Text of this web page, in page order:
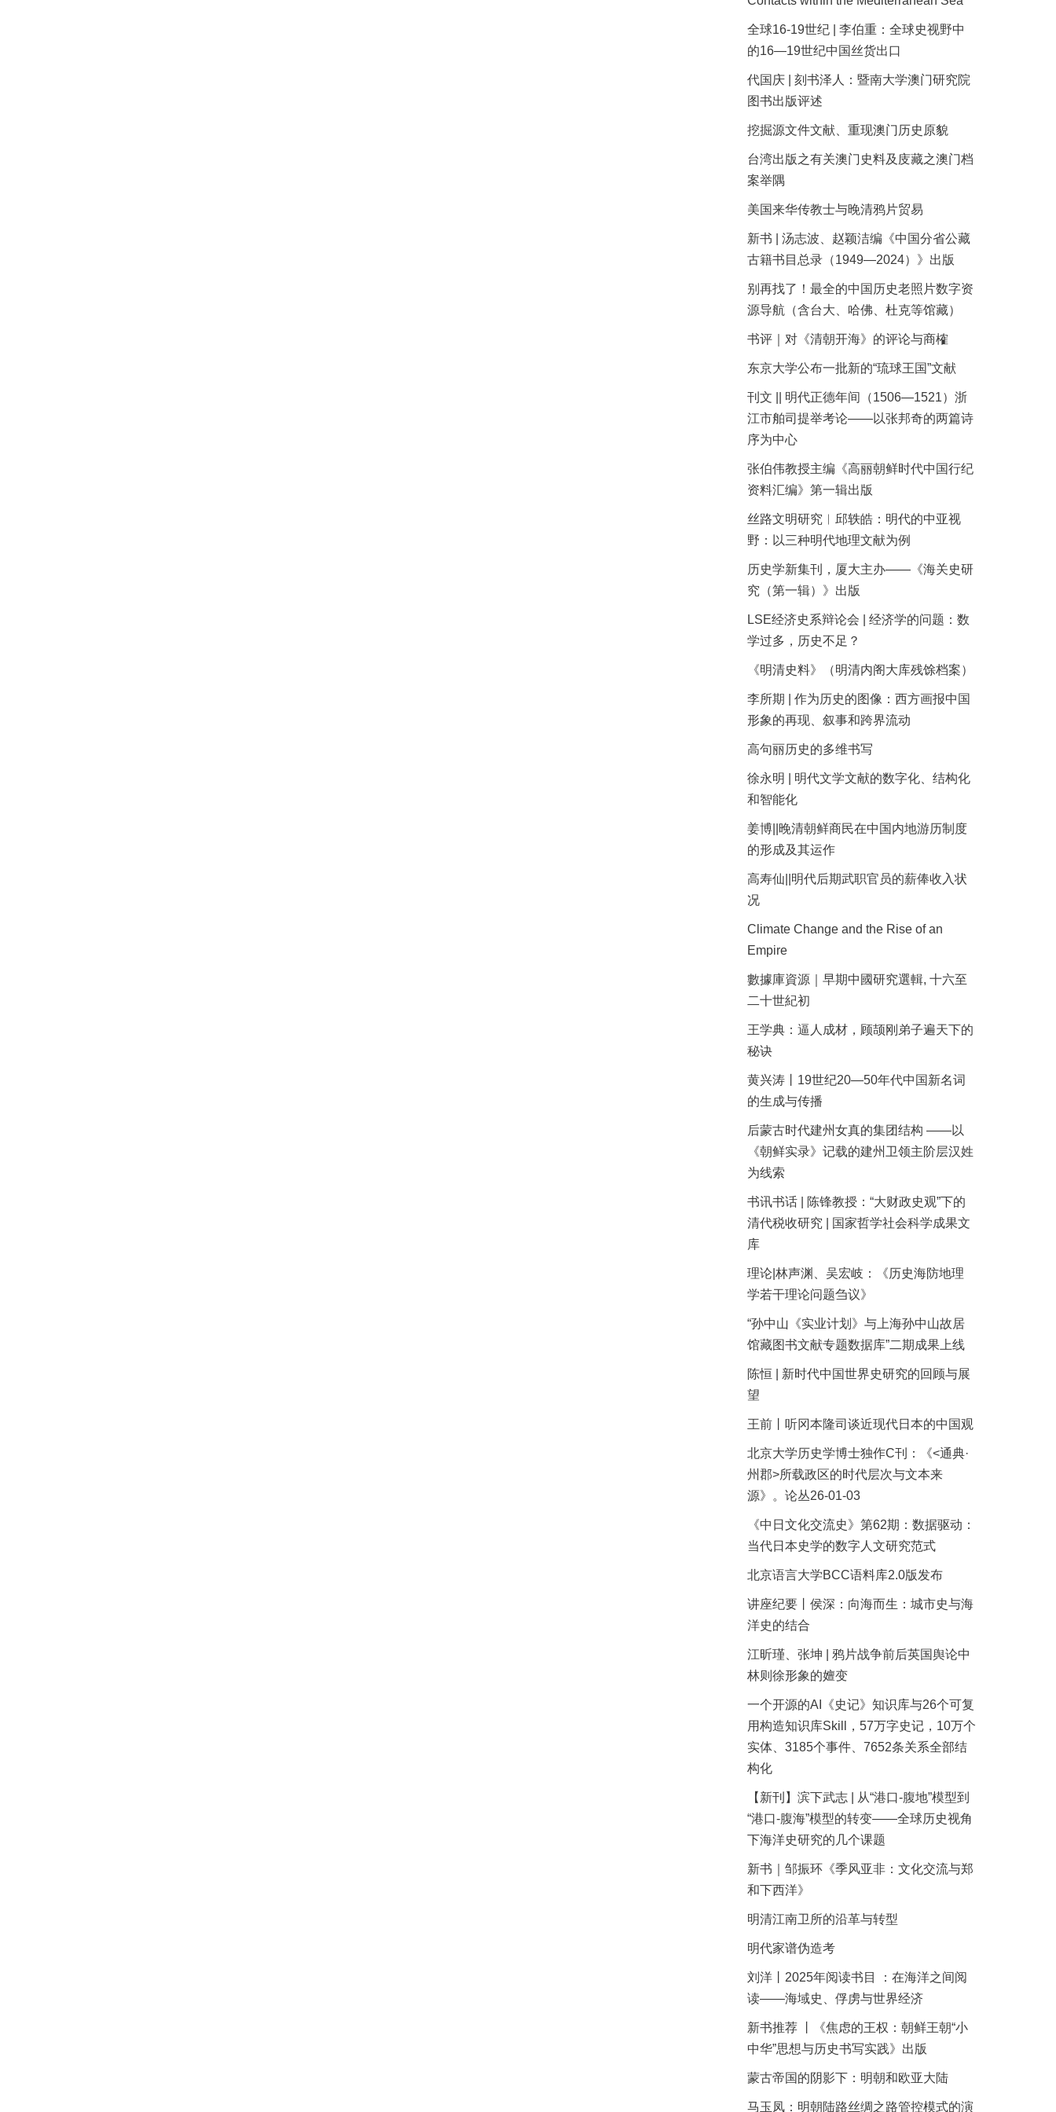
全球16-19世纪 | 李伯重：全球史视野中
的16—19世纪中国丝货出口
代国庆 | 刻书泽人：暨南大学澳门研究院
图书出版评述
挖掘源文件文献、重现澳门历史原貌
台湾出版之有关澳门史料及庋藏之澳门档
案举隅
美国来华传教士与晚清鸦片贸易
新书 | 汤志波、赵颖洁编《中国分省公藏
古籍书目总录（1949—2024）》出版
别再找了！最全的中国历史老照片数字资
源导航（含台大、哈佛、杜克等馆藏）
书评｜对《清朝开海》的评论与商榷
东京大学公布一批新的“琉球王国”文献
刊文 || 明代正德年间（1506—1521）浙
江市舶司提举考论——以张邦奇的两篇诗
序为中心
张伯伟教授主编《高丽朝鲜时代中国行纪
资料汇编》第一辑出版
丝路文明研究︱邱轶皓：明代的中亚视
野：以三种明代地理文献为例
历史学新集刊，厦大主办——《海关史研
究（第一辑）》出版
LSE经济史系辩论会 | 经济学的问题：数
学过多，历史不足？
《明清史料》（明清内阁大库残馀档案）
李所期 | 作为历史的图像：西方画报中国
形象的再现、叙事和跨界流动
高句丽历史的多维书写
徐永明 | 明代文学文献的数字化、结构化
和智能化
姜博||晚清朝鲜商民在中国内地游历制度
的形成及其运作
高寿仙||明代后期武职官员的薪俸收入状
况
Climate Change and the Rise of an
Empire
數據庫資源｜早期中國研究選輯, 十六至
二十世紀初
王学典：逼人成材，顾颉刚弟子遍天下的
秘诀
黄兴涛丨19世纪20—50年代中国新名词
的生成与传播
后蒙古时代建州女真的集团结构 ——以
《朝鲜实录》记载的建州卫领主阶层汉姓
为线索
书讯书话 | 陈锋教授：“大财政史观”下的
清代税收研究 | 国家哲学社会科学成果文
库
理论|林声渊、吴宏岐：《历史海防地理
学若干理论问题刍议》
“孙中山《实业计划》与上海孙中山故居
馆藏图书文献专题数据库”二期成果上线
陈恒 | 新时代中国世界史研究的回顾与展
望
王前丨听冈本隆司谈近现代日本的中国观
北京大学历史学博士独作C刊：《<通典·
州郡>所载政区的时代层次与文本来
源》。论丛26-01-03
《中日文化交流史》第62期：数据驱动：
当代日本史学的数字人文研究范式
北京语言大学BCC语料库2.0版发布
讲座纪要丨侯深：向海而生：城市史与海
洋史的结合
江昕瑾、张坤 | 鸦片战争前后英国舆论中
林则徐形象的嬗变
一个开源的AI《史记》知识库与26个可复
用构造知识库Skill，57万字史记，10万个
实体、3185个事件、7652条关系全部结
构化
【新刊】滨下武志 | 从“港口-腹地”模型到
“港口-腹海”模型的转变——全球历史视角
下海洋史研究的几个课题
新书｜邹振环《季风亚非：文化交流与郑
和下西洋》
明清江南卫所的沿革与转型
明代家谱伪造考
刘洋丨2025年阅读书目 ：在海洋之间阅
读——海域史、俘虏与世界经济
新书推荐 丨《焦虑的王权：朝鲜王朝“小
中华”思想与历史书写实践》出版
蒙古帝国的阴影下：明朝和欧亚大陆
马玉凤：明朝陆路丝绸之路管控模式的演